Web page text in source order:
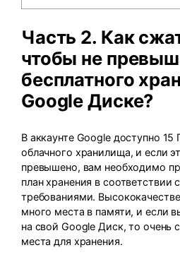
Часть 2. Как
чтобы не
бесплатного
Google Диске?
В аккаунте Google доступно 15
облачного хранилища, и если
превышено, вам необходимо
план хранения в соответствии
требованиями.
много места в памяти, и если
на свой Google Диск, то очень
места для хранения.